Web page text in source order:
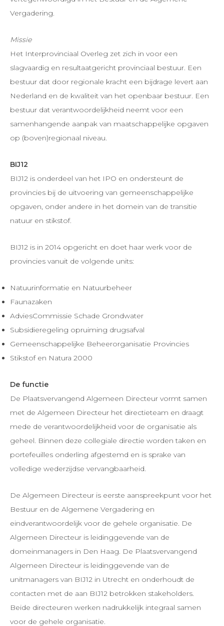
Vergadering.
Missie
Het Interprovinciaal Overleg zet zich in voor een
slagvaardig en resultaatgericht provinciaal bestuur. Een
bestuur dat door regionale kracht een bijdrage levert aan
Nederland en de kwaliteit van het openbaar bestuur. Een
bestuur dat verantwoordelijkheid neemt voor een
samenhangende aanpak van maatschappelijke opgaven
op (boven)regionaal niveau.
BIJ12
BIJ12 is onderdeel van het IPO en ondersteunt de
provincies bij de uitvoering van gemeenschappelijke
opgaven, onder andere in het domein van de transitie
natuur en stikstof.
BIJ12 is in 2014 opgericht en doet haar werk voor de
provincies vanuit de volgende units:
Natuurinformatie en Natuurbeheer
Faunazaken
AdviesCommissie Schade Grondwater
Subsidieregeling opruiming drugsafval
Gemeenschappelijke Beheerorganisatie Provincies
Stikstof en Natura 2000
De functie
De Plaatsvervangend Algemeen Directeur vormt samen
met de Algemeen Directeur het directieteam en draagt
mede de verantwoordelijkheid voor de organisatie als
geheel. Binnen deze collegiale directie worden taken en
portefeuilles onderling afgestemd en is sprake van
volledige wederzijdse vervangbaarheid.
De Algemeen Directeur is eerste aanspreekpunt voor het
Bestuur en de Algemene Vergadering en
eindverantwoordelijk voor de gehele organisatie. De
Algemeen Directeur is leidinggevende van de
domeinmanagers in Den Haag. De Plaatsvervangend
Algemeen Directeur is leidinggevende van de
unitmanagers van BIJ12 in Utrecht en onderhoudt de
contacten met de aan BIJ12 betrokken stakeholders.
Beide directeuren werken nadrukkelijk integraal samen
voor de gehele organisatie.